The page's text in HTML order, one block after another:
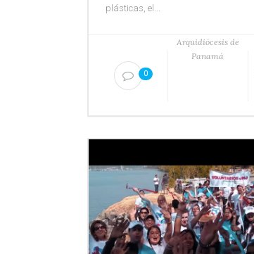
plásticas, el...
0
Arquidiócesis de
Panamá